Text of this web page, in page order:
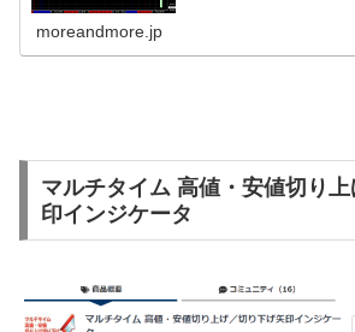
moreandmore.jp
マルチタイム 高値・安値切り
印インジケータ